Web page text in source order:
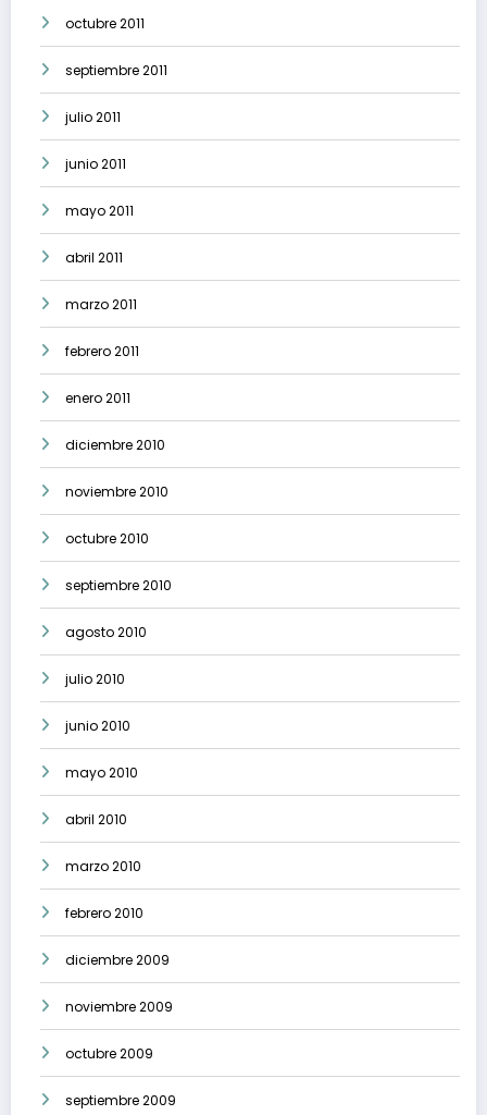
octubre 2011
septiembre 2011
julio 2011
junio 2011
mayo 2011
abril 2011
marzo 2011
febrero 2011
enero 2011
diciembre 2010
noviembre 2010
octubre 2010
septiembre 2010
agosto 2010
julio 2010
junio 2010
mayo 2010
abril 2010
marzo 2010
febrero 2010
diciembre 2009
noviembre 2009
octubre 2009
septiembre 2009